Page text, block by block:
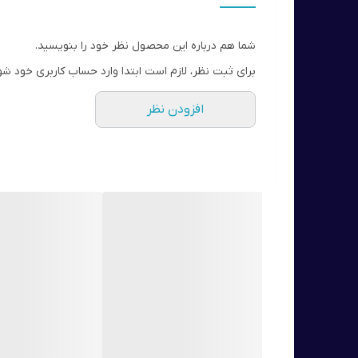
با فرمول ویژه پوشش طولانی مدت خود را ارائه می دهد
شما هم درباره این محصول نظر خود را بنویسید.
برای ثبت نظر، لازم است ابتدا وارد حساب کاربری خود
افزودن نظر